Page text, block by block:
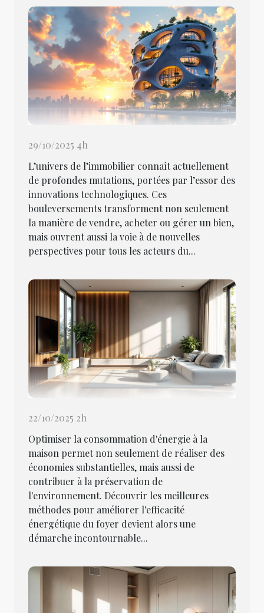
29/10/2025 4h
L’univers de l’immobilier connaît actuellement
de profondes mutations, portées par l’essor des
innovations technologiques. Ces
bouleversements transforment non seulement
la manière de vendre, acheter ou gérer un bien,
mais ouvrent aussi la voie à de nouvelles
perspectives pour tous les acteurs du...
22/10/2025 2h
Optimiser la consommation d'énergie à la
maison permet non seulement de réaliser des
économies substantielles, mais aussi de
contribuer à la préservation de
l'environnement. Découvrir les meilleures
méthodes pour améliorer l'efficacité
énergétique du foyer devient alors une
démarche incontournable...